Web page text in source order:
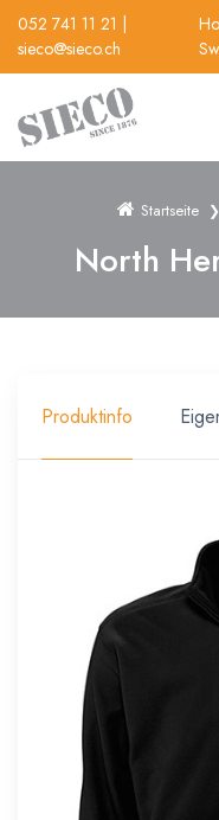
052 741 11 21
sieco@sieco.ch
Startseite
North
Produktinfo